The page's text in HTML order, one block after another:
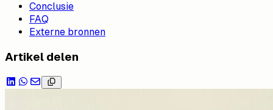
Conclusie
FAQ
Externe bronnen
Artikel delen